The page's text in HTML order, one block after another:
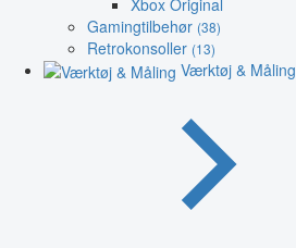
Gamingtilbehør (38)
Retrokonsoller (13)
Værktøj & Måling